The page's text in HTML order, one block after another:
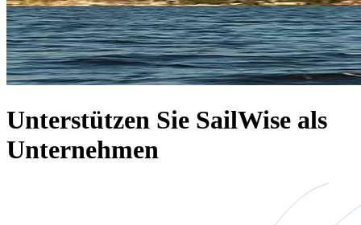
Unterstützen Sie SailWise als
Unternehmen